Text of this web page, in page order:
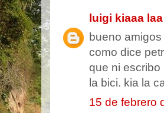
luigi kiaaa
bueno
como dice
que ni escribo
la bici. kia la
15 de febrero